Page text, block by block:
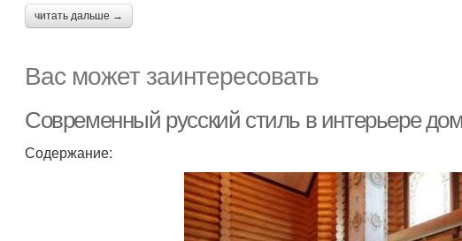
читать дальше →
Вас может заинтересовать
Современный русский стиль в интерьере
Содержание: